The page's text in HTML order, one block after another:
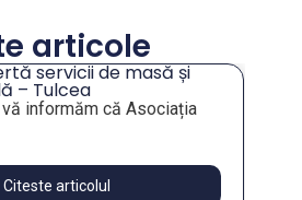
articole
servicii de masă și
– Tulcea
informăm că Asociația
Citeste articolul